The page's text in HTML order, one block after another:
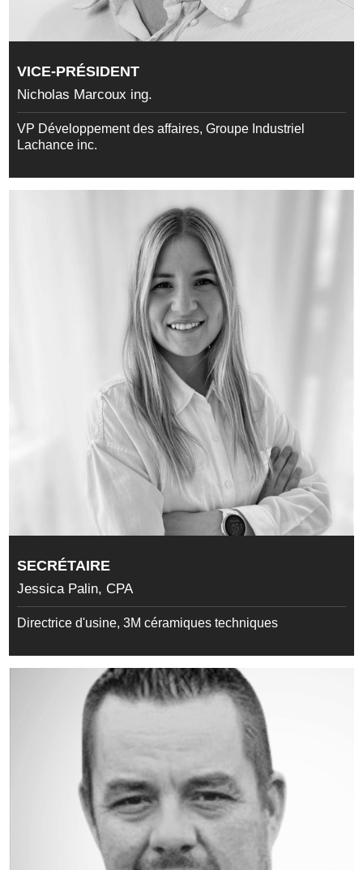
VICE-PRÉSIDENT
Nicholas Marcoux ing.
VP Développement des affaires, Groupe Industriel
Lachance inc.
SECRÉTAIRE
Jessica Palin, CPA
Directrice d'usine, 3M céramiques techniques